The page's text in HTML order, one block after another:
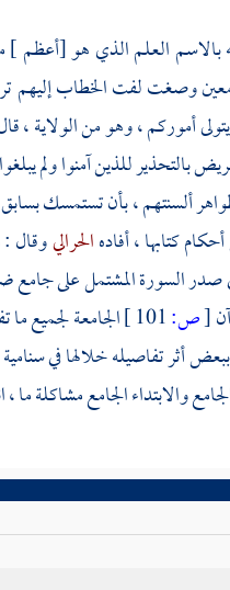
بالاسم العلم الذي هو [أعظم
وصغت لفت الخطاب إليهم
يتولى أموركم ، وهو من الولاية ،
بالتحذير للذين آمنوا ولم
ألسنتهم ، بأن تستمسك
كتابها ، أفادهالحراليوقال
صدر السورة المشتمل على جامع
[ص:
الجامعة لجميع
أثر تفاصيله خلالها في
والابتداء الجامع مشاكلة ما ،